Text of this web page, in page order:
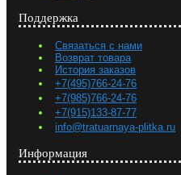
Поддержка
Связаться с нами
Возврат товара
История заказов
+7(495)766-24-76
+7(985)766-24-76
+7(915)133-87-77
info@tratuarnaya-plitka.ru
Информация